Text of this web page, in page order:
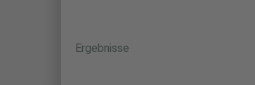
Ergebnisse